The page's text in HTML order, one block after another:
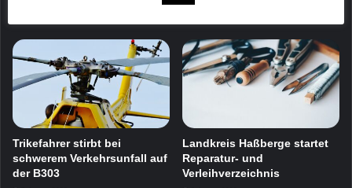
Trikefahrer stirbt bei
schwerem Verkehrsunfall auf
der B303
Landkreis Haßberge startet
Reparatur- und
Verleihverzeichnis